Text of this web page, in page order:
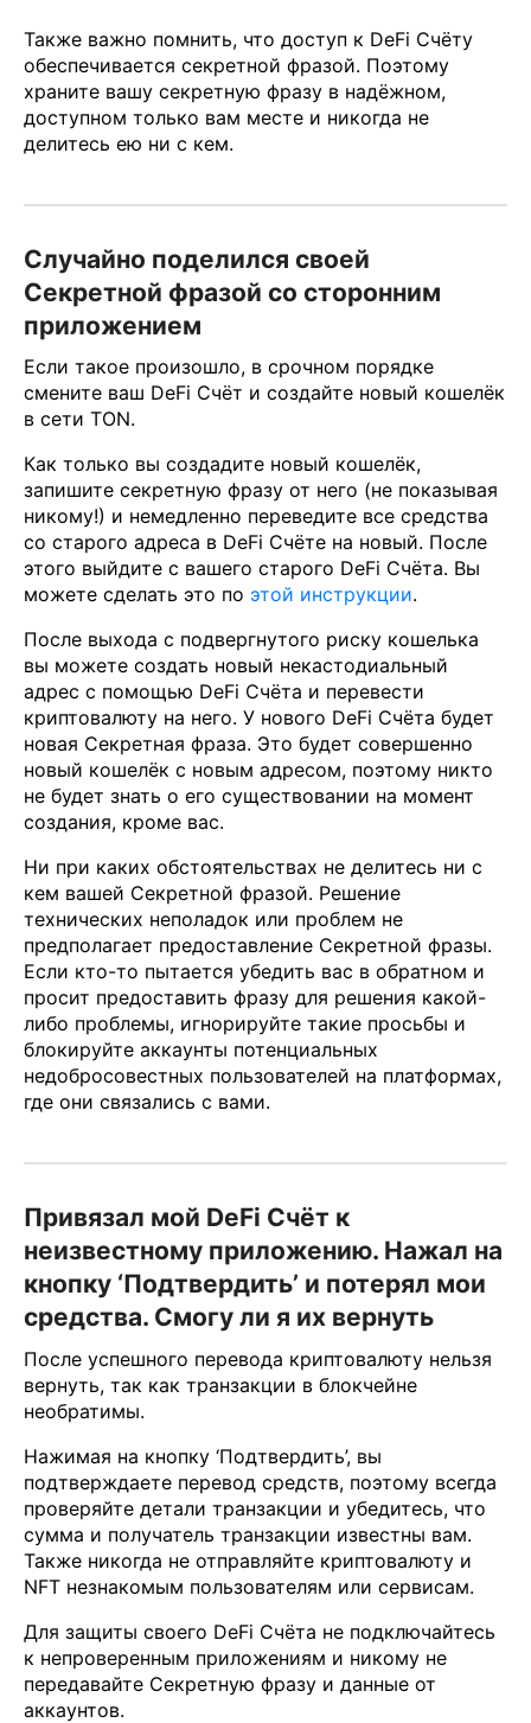
Также важно помнить, что доступ к DeFi Счёту
обеспечивается секретной фразой. Поэтому
храните вашу секретную фразу в надёжном,
доступном только вам месте и никогда не
делитесь ею ни с кем.
Случайно поделился своей
Секретной фразой со сторонним
приложением
Если такое произошло, в срочном порядке
смените ваш DeFi Счёт и создайте новый кошелёк
в сети TON.
Как только вы создадите новый кошелёк,
запишите секретную фразу от него (не показывая
никому!) и немедленно переведите все средства
со старого адреса в DeFi Счёте на новый. После
этого выйдите с вашего старого DeFi Счёта. Вы
можете сделать это по этой инструкции.
После выхода с подвергнутого риску кошелька
вы можете создать новый некастодиальный
адрес с помощью DeFi Счёта и перевести
криптовалюту на него. У нового DeFi Счёта будет
новая Секретная фраза. Это будет совершенно
новый кошелёк с новым адресом, поэтому никто
не будет знать о его существовании на момент
создания, кроме вас.
Ни при каких обстоятельствах не делитесь ни с
кем вашей Секретной фразой. Решение
технических неполадок или проблем не
предполагает предоставление Секретной фразы.
Если кто-то пытается убедить вас в обратном и
просит предоставить фразу для решения какой-
либо проблемы, игнорируйте такие просьбы и
блокируйте аккаунты потенциальных
недобросовестных пользователей на платформах,
где они связались с вами.
Привязал мой DeFi Счёт к
неизвестному приложению. Нажал на
кнопку ‘Подтвердить’ и потерял мои
средства. Смогу ли я их вернуть
После успешного перевода криптовалюту нельзя
вернуть, так как транзакции в блокчейне
необратимы.
Нажимая на кнопку ‘Подтвердить’, вы
подтверждаете перевод средств, поэтому всегда
проверяйте детали транзакции и убедитесь, что
сумма и получатель транзакции известны вам.
Также никогда не отправляйте криптовалюту и
NFT незнакомым пользователям или сервисам.
Для защиты своего DeFi Счёта не подключайтесь
к непроверенным приложениям и никому не
передавайте Секретную фразу и данные от
аккаунтов.